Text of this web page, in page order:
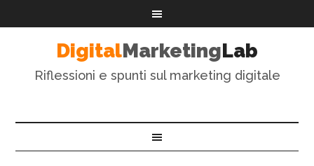
DigitalMarketingLab
Riflessioni e spunti sul marketing digitale